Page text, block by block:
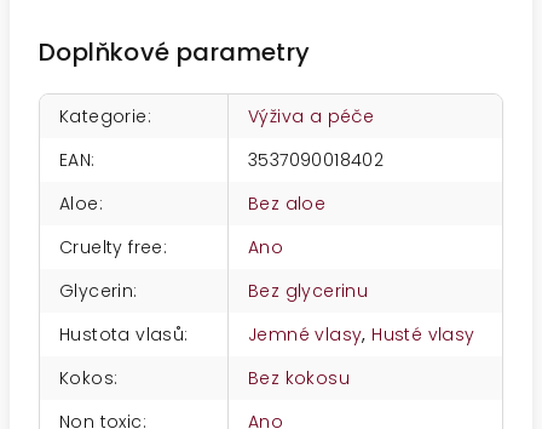
Doplňkové parametry
Kategorie:
Výživa a péče
EAN:
3537090018402
Aloe:
Bez aloe
Cruelty free:
Ano
Glycerin:
Bez glycerinu
Hustota vlasů: Jemné vlasy, Husté vlasy
Kokos:
Bez kokosu
Non toxic:
Ano